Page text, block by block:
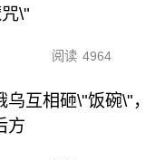
\"
阅读 4964
互相砸\"饭碗\"，
方